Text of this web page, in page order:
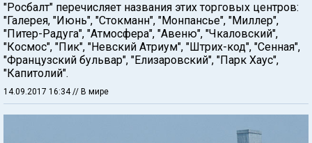
"Росбалт" перечисляет названия этих торговых центров:
"Галерея, "Июнь", "Стокманн", "Монпансье", "Миллер",
"Питер-Радуга", "Атмосфера", "Авеню", "Чкаловский",
"Космос", "Пик", "Невский Атриум", "Штрих-код", "Сенная",
"Французский бульвар", "Елизаровский", "Парк Хаус",
"Капитолий".
14.09.2017 16:34// В мире